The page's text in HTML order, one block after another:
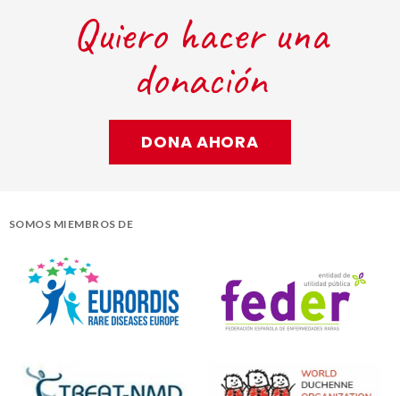
Quiero hacer una
donación
DONA AHORA
SOMOS MIEMBROS DE